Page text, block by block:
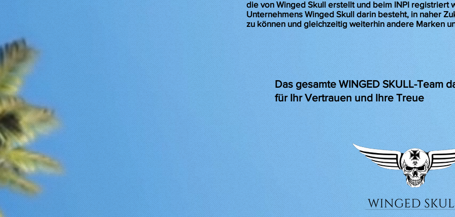
die von Winged Skull erstellt und beim INPI registriert
Unternehmens Winged Skull darin besteht, in naher
zu können und gleichzeitig weiterhin andere Marken
Das gesamte WINGED SKULL-Team
für Ihr Vertrauen und Ihre Treue